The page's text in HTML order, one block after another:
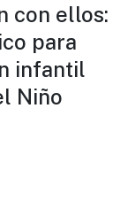
con ellos:
para
infantil
Niño